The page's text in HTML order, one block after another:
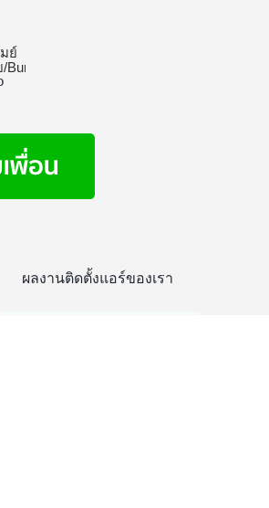
ผลงานติดตั้งแอร์ของเรา